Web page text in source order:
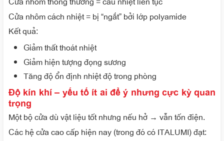
Cửa nhôm cách nhiệt = bị “ngắt” bởi lớp polyamide
Kết quả:
Giảm thất thoát nhiệt
Giảm hiện tượng đọng sương
Tăng độ ổn định nhiệt độ trong phòng
Độ kín khí – yếu tố ít ai để ý nhưng cực kỳ quan
trọng
Một bộ cửa dù vật liệu tốt nhưng nếu hở → vẫn tốn điện.
Các hệ cửa cao cấp hiện nay (trong đó có ITALUMI) đạt: